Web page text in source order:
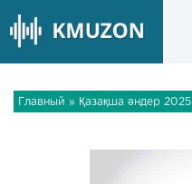
Главный » Қазақша әндер 2025